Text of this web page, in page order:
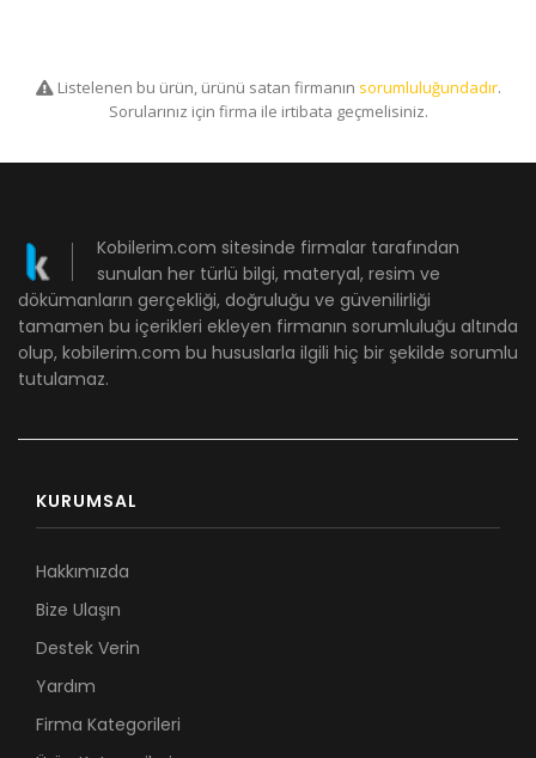
Listelenen bu ürün, ürünü satan firmanın sorumluluğundadır.
Sorularınız için firma ile irtibata geçmelisiniz.
Kobilerim.com sitesinde firmalar tarafından
sunulan her türlü bilgi, materyal, resim ve
dökümanların gerçekliği, doğruluğu ve güvenilirliği
tamamen bu içerikleri ekleyen firmanın sorumluluğu altında
olup, kobilerim.com bu hususlarla ilgili hiç bir şekilde sorumlu
tutulamaz.
KURUMSAL
Hakkımızda
Bize Ulaşın
Destek Verin
Yardım
Firma Kategorileri